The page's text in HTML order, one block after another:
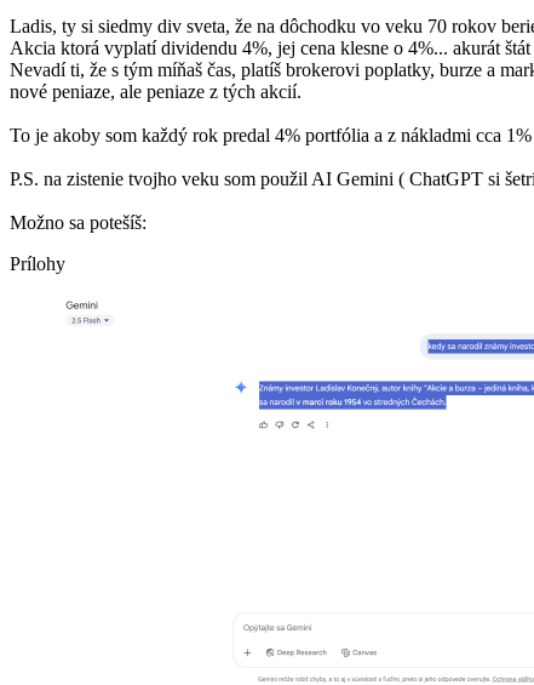
Ladis, ty si siedmy div sveta, že na dôchodku vo veku 70 rokov
Akcia ktorá vyplatí dividendu 4%, jej cena klesne o 4%... akurát
Nevadí ti, že s tým míňaš čas, platíš brokerovi poplatky, burze a
nové peniaze, ale peniaze z tých akcií.
To je akoby som každý rok predal 4% portfólia a z nákladmi cca
P.S. na zistenie tvojho veku som použil AI Gemini ( ChatGPT si
Možno sa potešíš:
Prílohy